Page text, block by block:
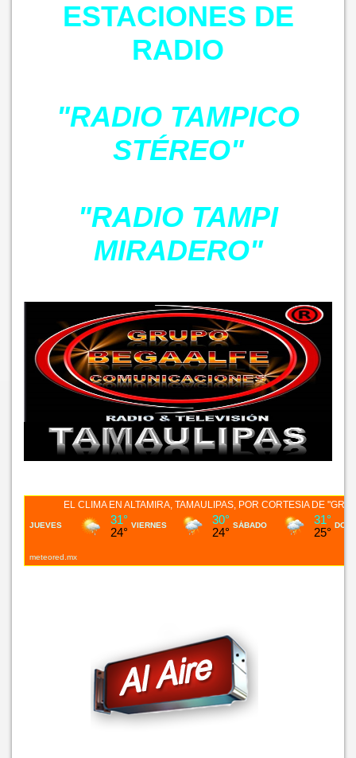
ESTACIONES DE
RADIO
"RADIO TAMPICO
STÉREO"
"RADIO TAMPI
MIRADERO"